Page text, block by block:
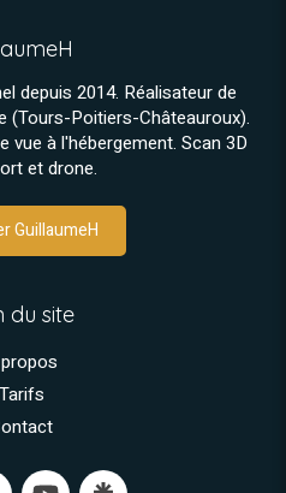
depuis 2014. Réalisateur de
(Tours-Poitiers-Châteauroux).
vue à l'hébergement. Scan 3D
et drone.
GuillaumeH
du site
Tarifs